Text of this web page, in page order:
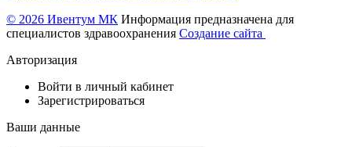
© 2026 Ивентум МК Информация предназначена для
специалистов здравоохранения Создание сайта
Авторизация
Войти в личный кабинет
Зарегистрироваться
Ваши данные